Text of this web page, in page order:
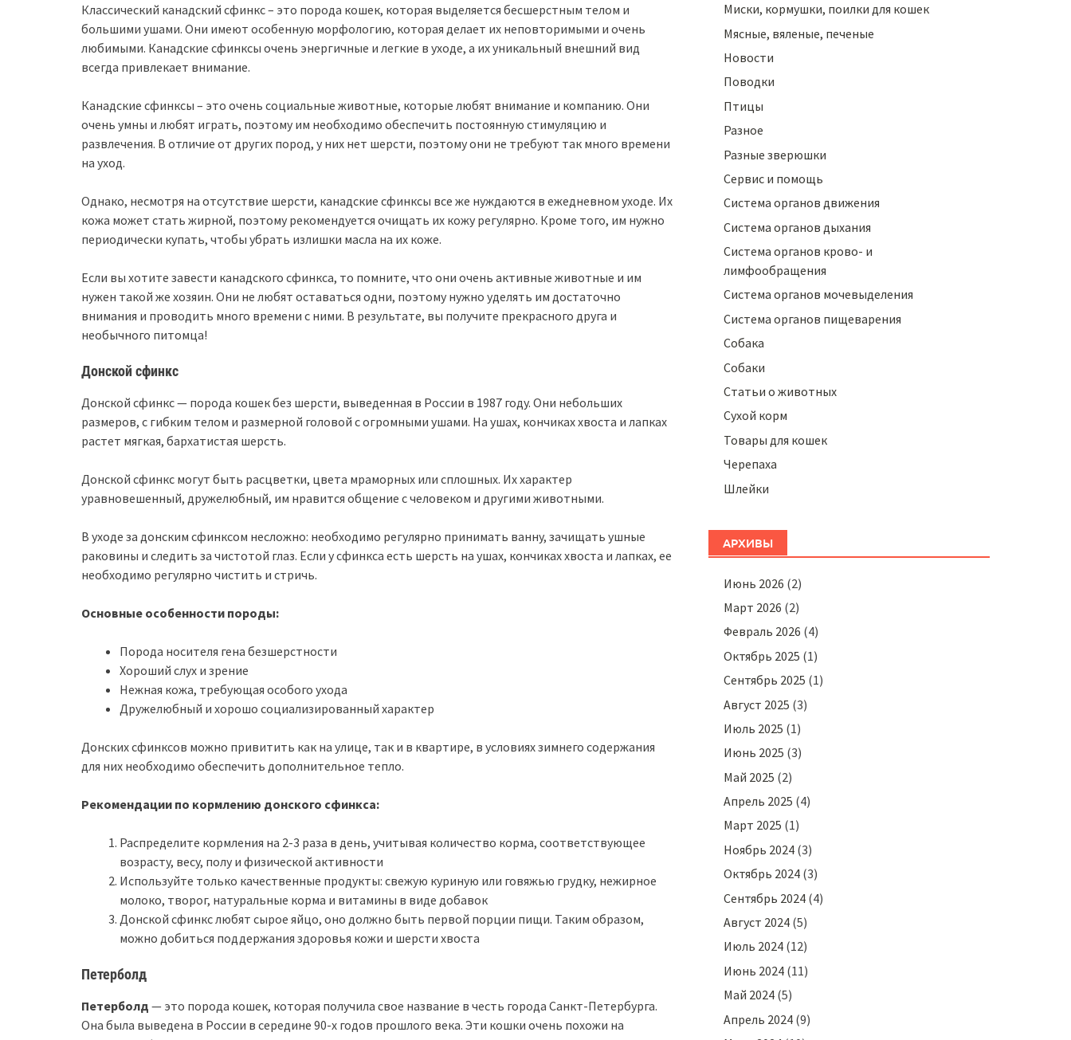
Классический канадский сфинкс – это порода кошек, которая выделяется бесшерстным телом и
большими ушами. Они имеют особенную морфологию, которая делает их неповторимыми и очень
любимыми. Канадские сфинксы очень энергичные и легкие в уходе, а их уникальный внешний вид
всегда привлекает внимание.
Канадские сфинксы – это очень социальные животные, которые любят внимание и компанию. Они
очень умны и любят играть, поэтому им необходимо обеспечить постоянную стимуляцию и
развлечения. В отличие от других пород, у них нет шерсти, поэтому они не требуют так много времени
на уход.
Однако, несмотря на отсутствие шерсти, канадские сфинксы все же нуждаются в ежедневном уходе. Их
кожа может стать жирной, поэтому рекомендуется очищать их кожу регулярно. Кроме того, им нужно
периодически купать, чтобы убрать излишки масла на их коже.
Если вы хотите завести канадского сфинкса, то помните, что они очень активные животные и им
нужен такой же хозяин. Они не любят оставаться одни, поэтому нужно уделять им достаточно
внимания и проводить много времени с ними. В результате, вы получите прекрасного друга и
необычного питомца!
Донской сфинкс
Донской сфинкс — порода кошек без шерсти, выведенная в России в 1987 году. Они небольших
размеров, с гибким телом и размерной головой с огромными ушами. На ушах, кончиках хвоста и лапках
растет мягкая, бархатистая шерсть.
Донской сфинкс могут быть расцветки, цвета мраморных или сплошных. Их характер
уравновешенный, дружелюбный, им нравится общение с человеком и другими животными.
В уходе за донским сфинксом несложно: необходимо регулярно принимать ванну, зачищать ушные
раковины и следить за чистотой глаз. Если у сфинкса есть шерсть на ушах, кончиках хвоста и лапках, ее
необходимо регулярно чистить и стричь.
Основные особенности породы:
Порода носителя гена безшерстности
Хороший слух и зрение
Нежная кожа, требующая особого ухода
Дружелюбный и хорошо социализированный характер
Донских сфинксов можно привитить как на улице, так и в квартире, в условиях зимнего содержания
для них необходимо обеспечить дополнительное тепло.
Рекомендации по кормлению донского сфинкса:
Распределите кормления на 2-3 раза в день, учитывая количество корма, соответствующее
возрасту, весу, полу и физической активности
Используйте только качественные продукты: свежую куриную или говяжью грудку, нежирное
молоко, творог, натуральные корма и витамины в виде добавок
Донской сфинкс любят сырое яйцо, оно должно быть первой порции пищи. Таким образом,
можно добиться поддержания здоровья кожи и шерсти хвоста
Петерболд
Петерболд — это порода кошек, которая получила свое название в честь города Санкт-Петербурга.
Она была выведена в России в середине 90-х годов прошлого века. Эти кошки очень похожи на
Миски, кормушки, поилки для кошек
Мясные, вяленые, печеные
Новости
Поводки
Птицы
Разное
Разные зверюшки
Сервис и помощь
Система органов движения
Система органов дыхания
Система органов крово- и
лимфообращения
Система органов мочевыделения
Система органов пищеварения
Собака
Собаки
Статьи о животных
Сухой корм
Товары для кошек
Черепаха
Шлейки
АРХИВЫ
Июнь 2026 (2)
Март 2026 (2)
Февраль 2026 (4)
Октябрь 2025 (1)
Сентябрь 2025 (1)
Август 2025 (3)
Июль 2025 (1)
Июнь 2025 (3)
Май 2025 (2)
Апрель 2025 (4)
Март 2025 (1)
Ноябрь 2024(3)
Октябрь 2024(3)
Сентябрь 2024(4)
Август 2024(5)
Июль 2024(12)
Июнь 2024(11)
Май 2024(5)
Апрель 2024(9)